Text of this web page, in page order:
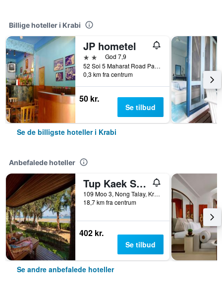
Billige hoteller i Krabi
JP hometel
2 stjernerGod 7,9
52 Soi 5 Maharat Road Pak Nam Muang, Krabi, Thailand
0,3 km fra centrum
50 kr.
Se tilbud
Se de billigste hoteller i Krabi
Anbefalede hoteller
Tup Kaek Sunset Beach Resort
109 Moo 3, Nong Talay, Krabi, Thailand
18,7 km fra centrum
402 kr.
Se tilbud
Se andre anbefalede hoteller